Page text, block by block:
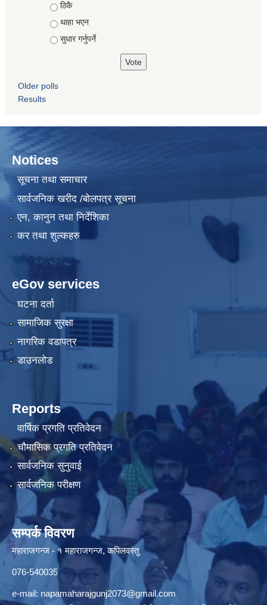
ठिकै
थाहा भएन
सुधार गर्नुपर्ने
Older polls
Results
Notices
सूचना तथा समाचार
सार्वजनिक खरीद /बोलपत्र सूचना
एन, कानुन तथा निर्देशिका
कर तथा शुल्कहरु
eGov services
घटना दर्ता
सामाजिक सुरक्षा
नागरिक वडापत्र
डाउनलोड
Reports
वार्षिक प्रगति प्रतिवेदन
चौमासिक प्रगति प्रतिवेदन
सार्वजनिक सुनुवाई
सार्वजनिक परीक्षण
सम्पर्क विवरण
महाराजगन्ज - १ महाराजगन्ज, कपिलवस्तु
076-540035
e-mail: napamaharajgunj2073@gmail.com